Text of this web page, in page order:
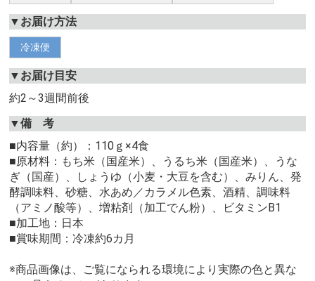
▼お届け方法
冷凍便
▼お届け目安
約2～3週間前後
▼備 考
■内容量（約）：110ｇ×4食
■原材料：もち米（国産米）、うるち米（国産米）、うな
ぎ（国産）、しょうゆ（小麦・大豆を含む）、みりん、発
酵調味料、砂糖、水あめ／カラメル色素、酒精、調味料
（アミノ酸等）、増粘剤（加工でん粉）、ビタミンB1
■加工地：日本
■賞味期間：冷凍約6カ月
※商品画像は、ご覧になられる環境により実際の色と異な